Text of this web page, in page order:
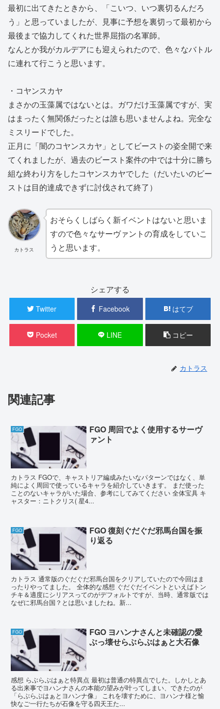
最初に出てきたときから、「こいつ、いつ裏切るんだろ
う」と思っていましたが、見事に予想を裏切って最初から
最後まで協力してくれた世界屈指の名軍師。
なんとか我がカルデアにも迎えられたので、色々なバトル
に連れて行こうと思います。
・コヤンスカヤ
まさかの玉藻属ではないとは。ガワだけ玉藻属ですが、実
はまったく無関係だったとは誰も思いませんよね。完全な
ミスリードでした。
正月に「闇のコヤンスカヤ」としてビーストの姿全開で来
てくれましたが、過去のビースト案件の中では十分に勝ち
組な終わり方をしたコヤンスカヤでした（だいたいのビー
ストは目的達成できずに討伐されて終了）
カトラス
おそらくしばらく新イベントはないと思いま
すので色々なサーヴァントの育成をしていこ
うと思います。
シェアする
Twitter Facebook はてブ
Pocket LINE コピー
カトラス
関連記事
FGO
FGO 周回でよく使用するサーヴ
ァント
カトラス FGOで、キャストリア編成みたいなパターンではなく、単
純によく周回で使っているキャラを紹介していきます。 まだ使った
ことのないキャラがいた場合、参考にしてみてください 全体宝具 キ
ャスター：ニトクリス( 星4...
FGO
FGO 復刻ぐだぐだ邪馬台国を振
り返る
カトラス 通常版のぐだぐだ邪馬台国をクリアしていたので今回はま
ったりやってました。 全体的な感想 ぐだぐだイベントといえばトン
チキ＆適度にシリアスってのがデフォルトですが、当時、通常版では
なぜに邪馬台国？とは思いましたね。新...
FGO
FGO ヨハンナさんと未確認の愛
ぶっ壊せらぶらぶはぁと大石像
感想 らぶらぶはぁと特異点 最初は普通の特異点でした。しかしとあ
る出来事でヨハンナさんの本能の望みが叶ってしまい、できたのが
「らぶらぶはぁとヨハンナ像」 これを壊すために、ヨハンナ様と愉
快なご一行たちが石像を守る四天王た...